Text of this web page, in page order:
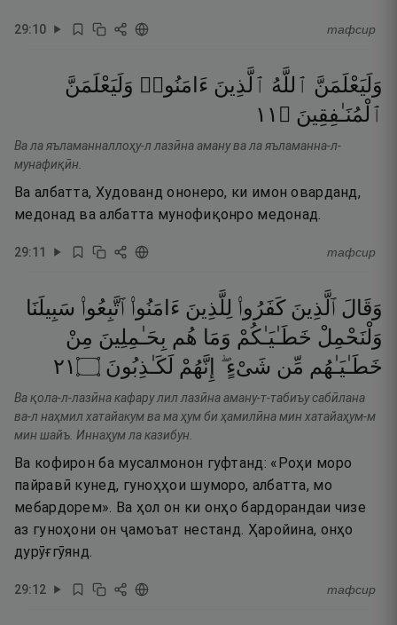
29:10 тафсир
وَلَيَعْلَمَنَّ ٱللَّهُ ٱلَّذِينَ ءَامَنُوا۟ وَلَيَعْلَمَنَّ
ٱلْمُنَـٰفِقِينَ ۝ ١١
Ва ла яъламанналлоҳу-л лазӣна аману ва ла яъламанна-л-
мунафиқӣн.
Ва албатта, Худованд ононеро, ки имон оварданд,
медонад ва албатта мунофиқонро медонад.
29:11 тафсир
وَقَالَ ٱلَّذِينَ كَفَرُوا۟ لِلَّذِينَ ءَامَنُوا۟ ٱتَّبِعُوا۟ سَبِيلَنَا
وَلْنَحْمِلْ خَطَـٰيَـٰكُمْ وَمَا هُم بِحَـٰمِلِينَ مِنْ
خَطَـٰيَـٰهُم مِّن شَىْءٍ ۖ إِنَّهُمْ لَكَـٰذِبُونَ ۝١٢
Ва қола-л-лазӣна кафару лил лазӣна аману-т-табиъу сабӣлана
ва-л наҳмил хатайакум ва ма ҳум би ҳамилӣна мин хатайаҳум-м
мин шайъ. Иннаҳум ла казибун.
Ва кофирон ба мусалмонон гуфтанд: «Роҳи моро
пайравӣ кунед, гуноҳҳои шуморо, албатта, мо
мебардорем». Ва ҳол он ки онҳо бардорандаи чизе
аз гуноҳони он ҷамоъат нестанд. Ҳаройина, онҳо
дурӯғгӯянд.
29:12 тафсир